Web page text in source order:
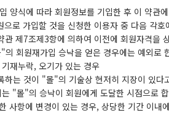
양식에 따라 회원정보를 기입한 후 이 약관
로 가입할 것을 신청한 이용자 중 다음 각
관 제7조제3항에 의하여 이전에 회원자격을
의 회원재가입 승낙을 얻은 경우에는 예외로
재누락, 오기가 있는 경우
하는 것이 "몰"의 기술상 현저히 지장이 있다
"몰"의 승낙이 회원에게 도달한 시점으로
사항에 변경이 있는 경우, 상당한 기간 이